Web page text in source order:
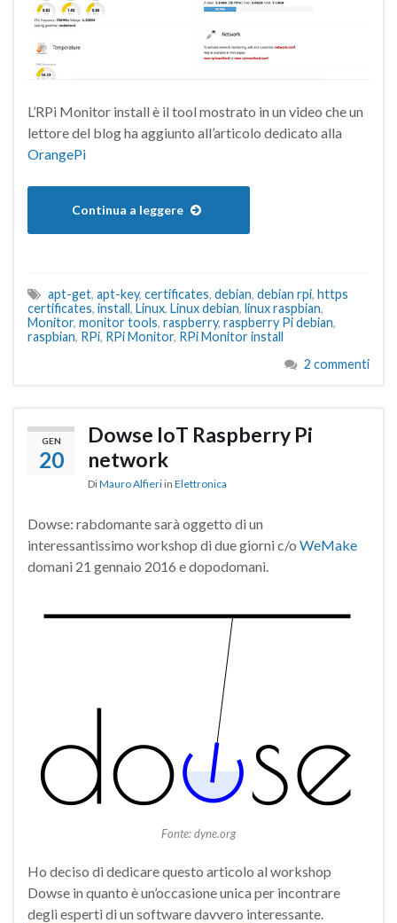
L’RPi Monitor install è il tool mostrato in un video che un
lettore del blog ha aggiunto all’articolo dedicato alla
OrangePi
Continua a leggere
apt-get, apt-key, certificates, debian, debian rpi, https
certificates, install, Linux, Linux debian, linux raspbian,
Monitor, monitor tools, raspberry, raspberry Pi debian,
raspbian, RPi, RPi Monitor, RPi Monitor install
2 commenti
GEN
20
Dowse IoT Raspberry Pi
network
DiMauro Alfieri in Elettronica
Dowse: rabdomante sarà oggetto di un
interessantissimo workshop di due giorni c/o WeMake
domani 21 gennaio 2016 e dopodomani.
Fonte: dyne.org
Ho deciso di dedicare questo articolo al workshop
Dowse in quanto è un’occasione unica per incontrare
degli esperti di un software davvero interessante.